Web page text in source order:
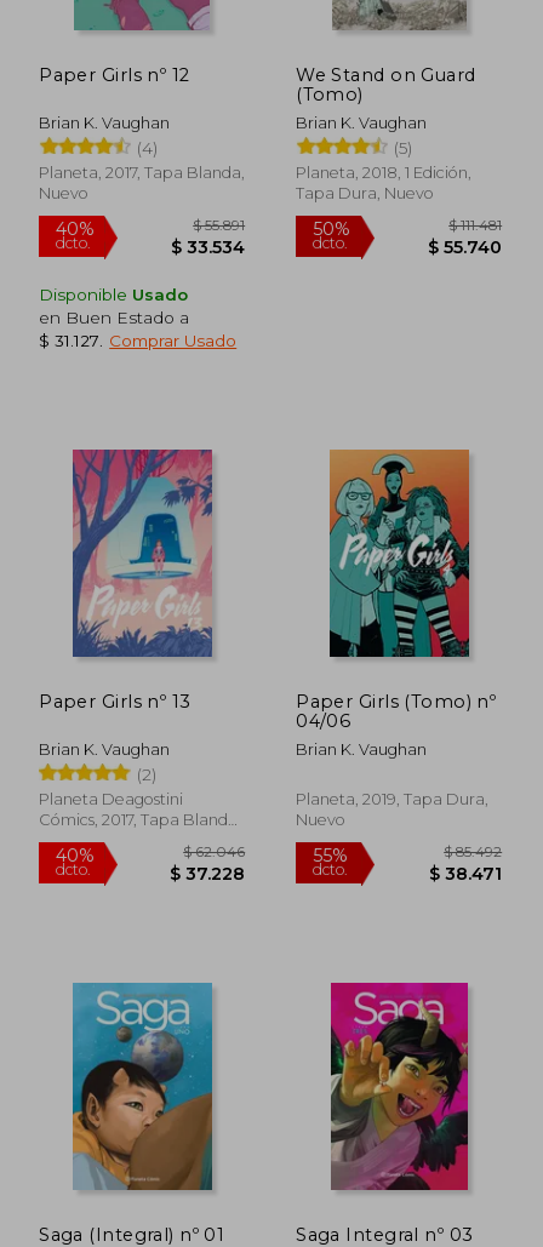
10%
dcto. $ 47.748
40%
dcto. $
Paper Girls nº 12
Brian K. Vaughan
(4)
Planeta, 2017, Tapa Blanda,
Nuevo
Disponible Usado
en Buen Estado a
$ 31.127
Comprar Usado
We Stand on Guard
(Tomo)
Brian K. Vaughan
(5)
Planeta, 2018, 1 Edición,
Tapa Dura, Nuevo
Paper Girls nº 13
Brian K. Vaughan
(2)
Planeta Deagostini
Cómics, 2017, Tapa Blanda,
Usado
Paper Girls (Tomo) nº
04/06
Brian K. Vaughan
Planeta, 2019, Tapa Dura,
Nuevo
Saga (Integral) nº 01 Saga Integral nº 03